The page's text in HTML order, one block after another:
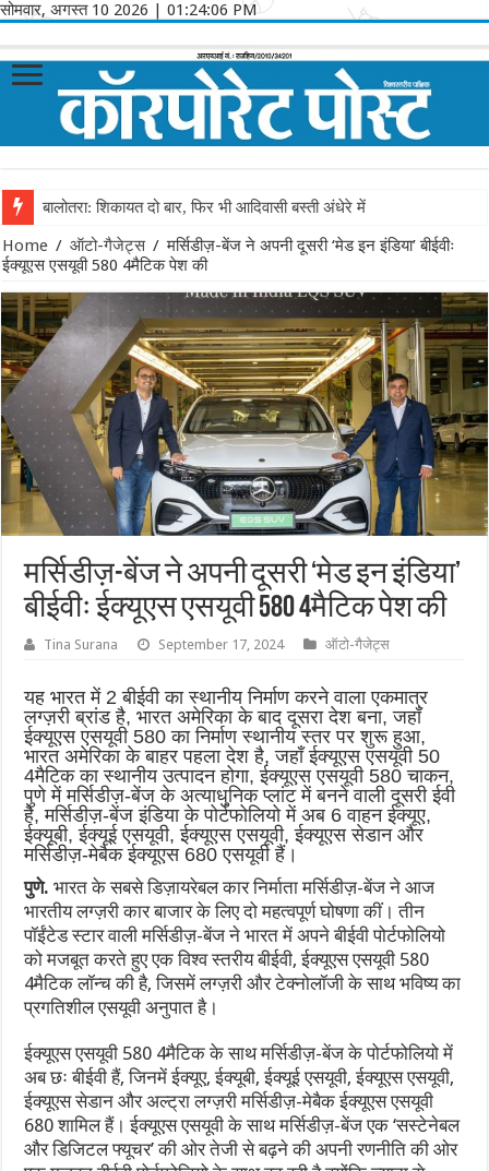
सोमवार, अगस्त 10 2026 | 01:24:06 PM
बालोतरा: शिकायत दो बार, फिर भी आदिवासी बस्ती अंधेरे में
Home / ऑटो-गैजेट्स / मर्सिडीज़-बेंज ने अपनी दूसरी ‘मेड इन इंडिया’ बीईवीः
ईक्यूएस एसयूवी 580 4मैटिक पेश की
मर्सिडीज़-बेंज ने अपनी दूसरी ‘मेड इन इंडिया’
बीईवीः ईक्यूएस एसयूवी 580 4मैटिक पेश की
Tina Surana September 17, 2024 ऑटो-गैजेट्स
यह भारत में 2 बीईवी का स्थानीय निर्माण करने वाला एकमात्र
लग्ज़री ब्रांड है, भारत अमेरिका के बाद दूसरा देश बना, जहाँ
ईक्यूएस एसयूवी 580 का निर्माण स्थानीय स्तर पर शुरू हुआ,
भारत अमेरिका के बाहर पहला देश है, जहाँ ईक्यूएस एसयूवी 50
4मैटिक का स्थानीय उत्पादन होगा, ईक्यूएस एसयूवी 580 चाकन,
पुणे में मर्सिडीज़-बेंज के अत्याधुनिक प्लांट में बनने वाली दूसरी ईवी
है, मर्सिडीज़-बेंज इंडिया के पोर्टफोलियो में अब 6 वाहन ईक्यूए,
ईक्यूबी, ईक्यूई एसयूवी, ईक्यूएस एसयूवी, ईक्यूएस सेडान और
मर्सिडीज़-मेबैक ईक्यूएस 680 एसयूवी हैं।
पुणे. भारत के सबसे डिज़ायरेबल कार निर्माता मर्सिडीज़-बेंज ने आज
भारतीय लग्ज़री कार बाजार के लिए दो महत्वपूर्ण घोषणा कीं। तीन
पॉईंटेड स्टार वाली मर्सिडीज़-बेंज ने भारत में अपने बीईवी पोर्टफोलियो
को मजबूत करते हुए एक विश्व स्तरीय बीईवी, ईक्यूएस एसयूवी 580
4मैटिक लॉन्च की है, जिसमें लग्ज़री और टेक्नोलॉजी के साथ भविष्य का
प्रगतिशील एसयूवी अनुपात है।
ईक्यूएस एसयूवी 580 4मैटिक के साथ मर्सिडीज़-बेंज के पोर्टफोलियो में
अब छः बीईवी हैं, जिनमें ईक्यूए, ईक्यूबी, ईक्यूई एसयूवी, ईक्यूएस एसयूवी,
ईक्यूएस सेडान और अल्ट्रा लग्ज़री मर्सिडीज़-मेबैक ईक्यूएस एसयूवी
680 शामिल हैं। ईक्यूएस एसयूवी के साथ मर्सिडीज़-बेंज एक ‘सस्टेनेबल
और डिजिटल फ्यूचर’ की ओर तेजी से बढ़ने की अपनी रणनीति की ओर